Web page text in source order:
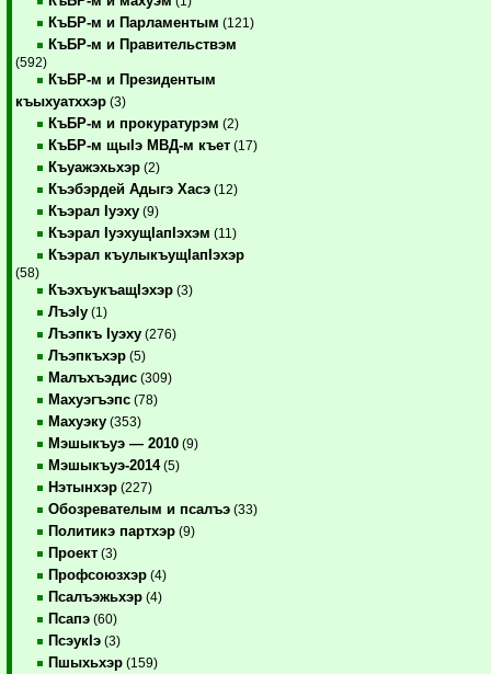
КъБР-м и Парламентым (121)
КъБР-м и Правительствэм
(592)
КъБР-м и Президентым
къыхуатххэр (3)
КъБР-м и прокуратурэм (2)
КъБР-м щыIэ МВД-м къет (17)
Къуажэхьхэр (2)
Къэбэрдей Адыгэ Хасэ (12)
Къэрал Iуэху (9)
Къэрал IуэхущIапIэхэм (11)
Къэрал къулыкъущIапIэхэр
(58)
КъэхъукъащIэхэр (3)
ЛъэIу (1)
Лъэпкъ Iуэху (276)
Лъэпкъхэр (5)
Малъхъэдис (309)
Махуэгъэпс (78)
Махуэку (353)
Мэшыкъуэ — 2010 (9)
Мэшыкъуэ-2014(5)
Нэтынхэр (227)
Обозревателым и псалъэ (33)
Политикэ партхэр (9)
Проект (3)
Профсоюзхэр (4)
Псалъэжьхэр (4)
Псапэ (60)
ПсэукIэ (3)
Пшыхьхэр (159)